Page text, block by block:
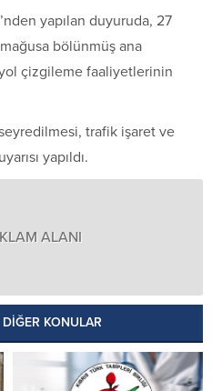
yapılan duyuruda, 27
bölünmüş ana
çizgileme faaliyetlerinin
trafik işaret ve
yapıldı.
ALANI
KONULAR